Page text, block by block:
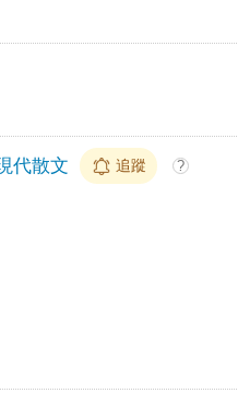
代散文 追蹤 ?